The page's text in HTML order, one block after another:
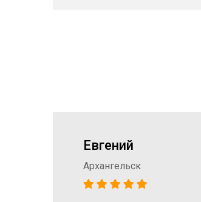
Евгений
Архангельск